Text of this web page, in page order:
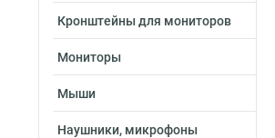
Кронштейны для мониторов
Мониторы
Мыши
Наушники, микрофоны